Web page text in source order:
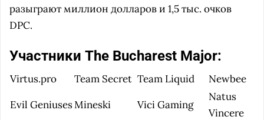
разыграют миллион долларов и 1,5 тыс. очков
DPC.
Участники The Bucharest Major:
Virtus.pro Team Secret Team Liquid
Newbee
Evil GeniusesMineski Vici Gaming
Natus
Vincere